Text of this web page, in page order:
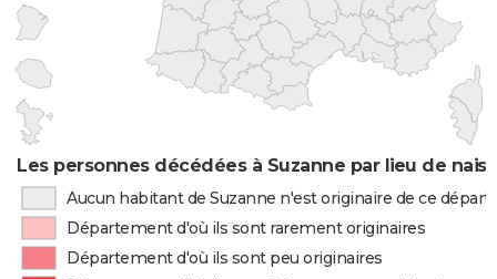
Les personnes décédées à Suzanne par lieu de
Aucun habitant de Suzanne n'est originaire de ce
Département d'où ils sont rarement originaires
Département d'où ils sont peu originaires